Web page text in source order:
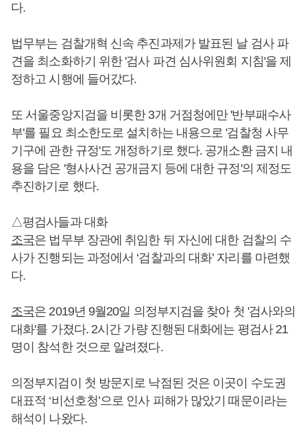
다.
법무부는 검찰개혁 신속 추진과제가 발표된 날 검사 파
견을 최소화하기 위한 '검사 파견 심사위원회 지침'을 제
정하고 시행에 들어갔다.
또 서울중앙지검을 비롯한 3개 거점청에만 '반부패수사
부'를 필요 최소한도로 설치하는 내용으로 '검찰청 사무
기구에 관한 규정'도 개정하기로 했다. 공개소환 금지 내
용을 담은 '형사사건 공개금지 등에 대한 규정'의 제정도
추진하기로 했다.
△평검사들과 대화
조국은 법무부 장관에 취임한 뒤 자신에 대한 검찰의 수
사가 진행되는 과정에서 ‘검찰과의 대화’ 자리를 마련했
다.
조국은 2019년 9월20일 의정부지검을 찾아 첫 '검사와의
대화'를 가졌다. 2시간 가량 진행된 대화에는 평검사 21
명이 참석한 것으로 알려졌다.
의정부지검이 첫 방문지로 낙점된 것은 이곳이 수도권
대표적 ‘비선호청’으로 인사 피해가 많았기 때문이라는
해석이 나왔다.